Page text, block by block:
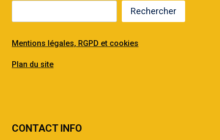
Rechercher
Mentions légales, RGPD et cookies
Plan du site
CONTACT INFO